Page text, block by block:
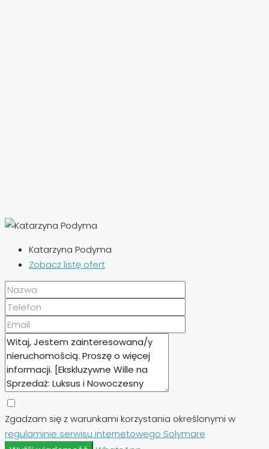
Katarzyna Podyma
Zobacz listę ofert
Zgadzam się z warunkami korzystania określonymi w
regulaminie serwisu internetowego Solymare